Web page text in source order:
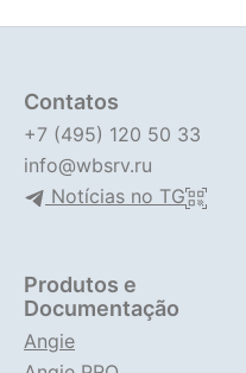
Contatos
+7 (495) 120 50 33
info@wbsrv.ru
Notícias no TG
Produtos e
Documentação
Angie